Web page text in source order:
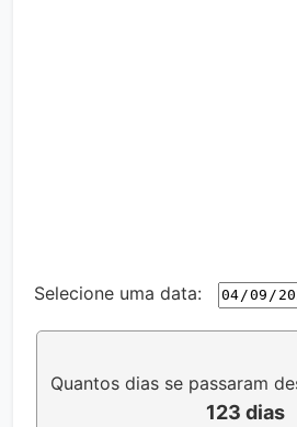
Selecione uma data:
Quantos dias se passaram
123 dias